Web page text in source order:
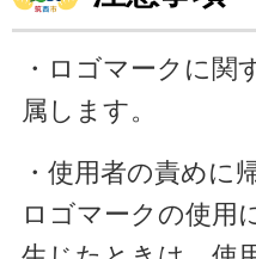
・ロゴマークに関
属します。
・使用者の責めに
ロゴマークの使用